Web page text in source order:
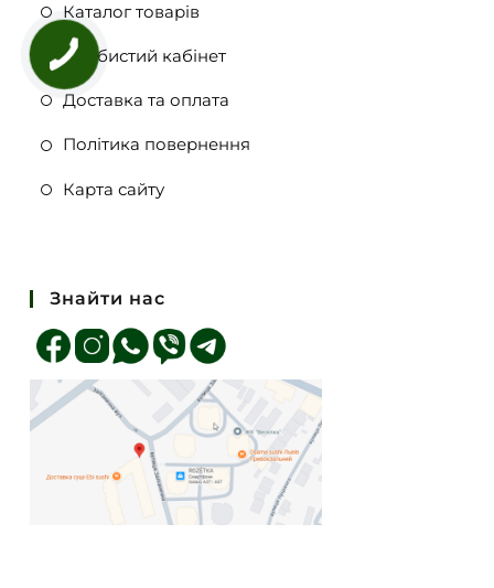
Каталог товарів
Особистий кабінет
Доставка та оплата
Політика повернення
Карта сайту
Знайти нас